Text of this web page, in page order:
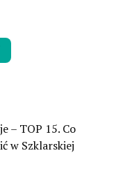
– TOP 15. Co
w Szklarskiej